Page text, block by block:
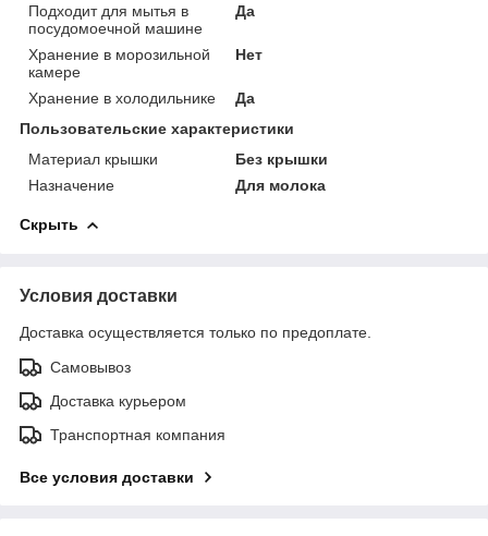
Подходит для мытья в
посудомоечной машине
Да
Хранение в морозильной
камере
Нет
Хранение в холодильнике
Да
Пользовательские характеристики
Материал крышки
Без крышки
Назначение
Для молока
Скрыть
Условия доставки
Доставка осуществляется только по предоплате.
Самовывоз
Доставка курьером
Транспортная компания
Все условия доставки